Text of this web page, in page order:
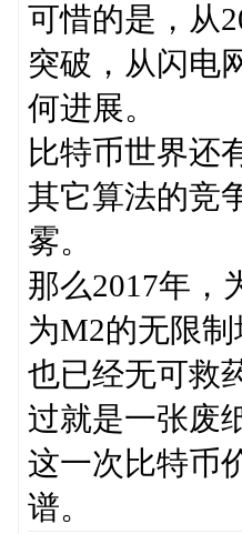
可惜的是，从
突破，从闪电
何进展。
比特币世界还
其它算法的竞
雾。
那么2017年，
为M2的无限
也已经无可救
过就是一张废
这一次比特币
谱。